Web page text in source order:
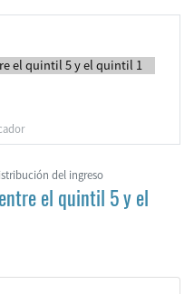
del ingreso
el quintil 5 y el